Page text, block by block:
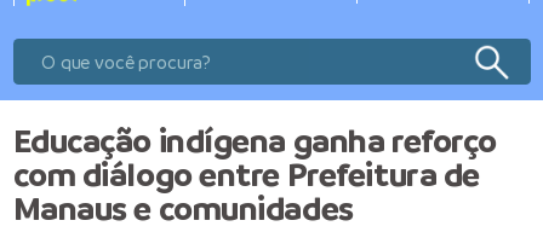
Educação indígena ganha reforço
com diálogo entre Prefeitura de
Manaus e comunidades